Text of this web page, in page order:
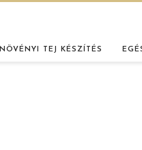
NÖVÉNYI TEJ KÉSZÍTÉS